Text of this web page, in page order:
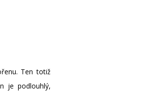
Ten totiž
je podlouhlý,